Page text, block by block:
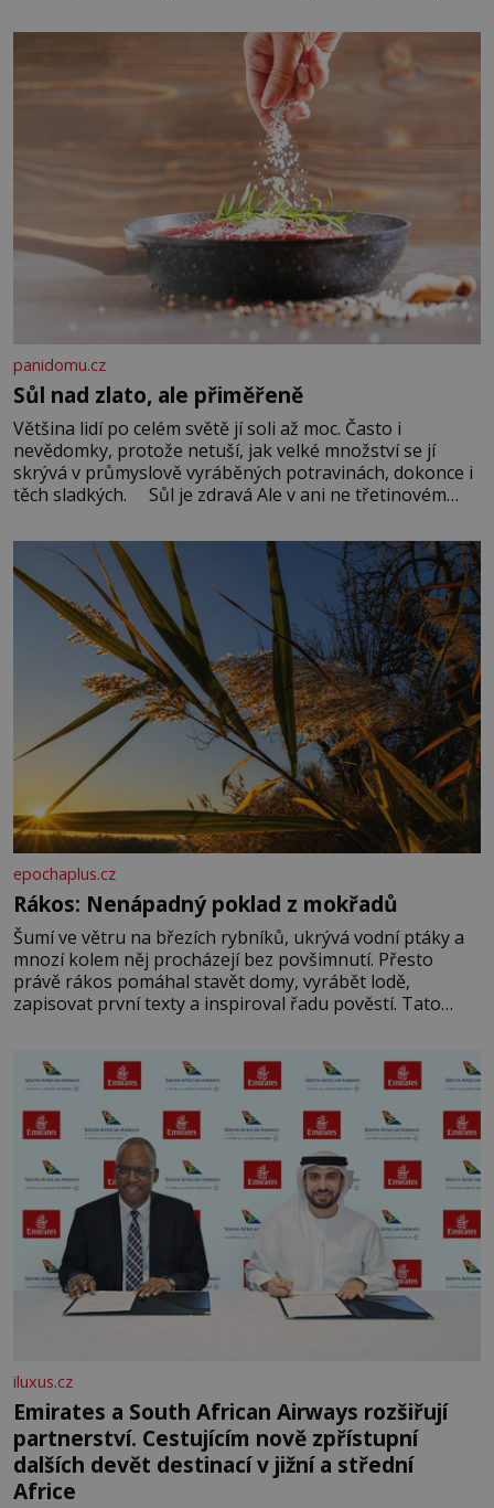
Když se ke mně doneslo, že si manžel pořídil milenku,
panidomu.cz
Sůl nad zlato, ale přiměřeně
Většina lidí po celém světě jí soli až moc. Často i
nevědomky, protože netuší, jak velké množství se jí
skrývá v průmyslově vyráběných potravinách, dokonce i
těch sladkých. Sůl je zdravá Ale v ani ne třetinovém
základní složky– sodík a chlór – jsou zásadní pro
správné hospodaření
epochaplus.cz
Rákos: Nenápadný poklad z mokřadů
Šumí ve větru na březích rybníků, ukrývá vodní ptáky a
mnozí kolem něj procházejí bez povšimnutí. Přesto
právě rákos pomáhal stavět domy, vyrábět lodě,
zapisovat první texty a inspiroval řadu pověstí. Tato
letního koupání. Stačí se však podívat
iluxus.cz
Emirates a South African Airways rozšiřují
partnerství. Cestujícím nově zpřístupní
dalších devět destinací v jižní a střední
Africe